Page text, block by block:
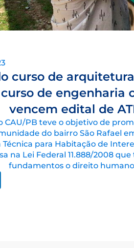
curso de
de engenharia
vencem edital de
CAU/PB teve o objetivo de
do bairro São Rafael
para Habitação de
na Lei Federal 11.888/2008
fundamentos o direito humano